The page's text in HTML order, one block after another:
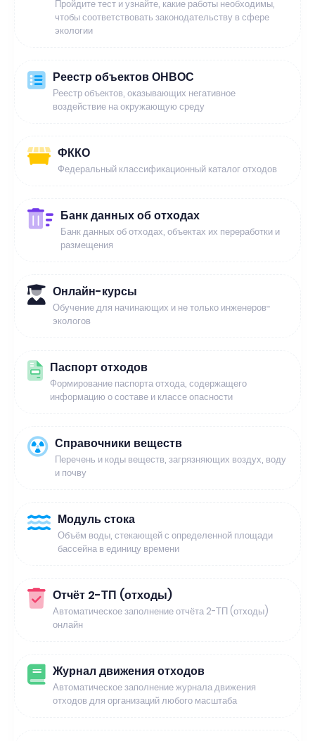
Пройдите тест и узнайте, какие работы необходимы,
чтобы соответствовать законодательству в сфере
экологии
Реестр объектов ОНВОС
Реестр объектов, оказывающих негативное
воздействие на окружающую среду
ФККО
Федеральный классификационный каталог отходов
Банк данных об отходах
Банк данных об отходах, объектах их переработки и
размещения
Онлайн-курсы
Обучение для начинающих и не только инженеров-
экологов
Паспорт отходов
Формирование паспорта отхода, содержащего
информацию о составе и классе опасности
Справочники веществ
Перечень и коды веществ, загрязняющих воздух, воду
и почву
Модуль стока
Объём воды, стекающей с определенной площади
бассейна в единицу времени
Отчёт 2-ТП (отходы)
Автоматическое заполнение отчёта 2-ТП (отходы)
онлайн
Журнал движения отходов
Автоматическое заполнение журнала движения
отходов для организаций любого масштаба